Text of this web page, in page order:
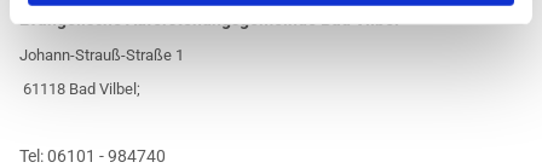
Johann-Strauß-Straße 1
61118 Bad Vilbel;
Tel:06101 - 984740